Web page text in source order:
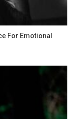
For Emotional